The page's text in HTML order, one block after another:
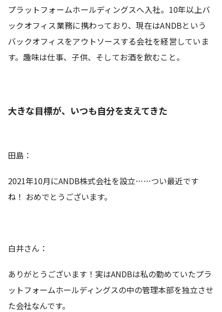
プラットフォームホールディングスへ入社。10年以上バ
ックオフィス業務に携わっており、現在はANDBという
バックオフィスをアウトソースする会社を経営していま
す。趣味は仕事、子供、そしてお酒を飲むこと。
大きな目標が、いつも自分を支えてきた
田島：
2021年10月にANDB株式会社を設立……つい最近です
ね！ おめでとうございます。
白井さん：
ありがとうございます！実はANDBは私の勤めていたプラ
ットフォームホールディングスの中の管理本部を独立させ
た会社なんです。